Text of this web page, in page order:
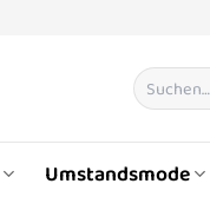
Suchen
nach:
Umstandsmode